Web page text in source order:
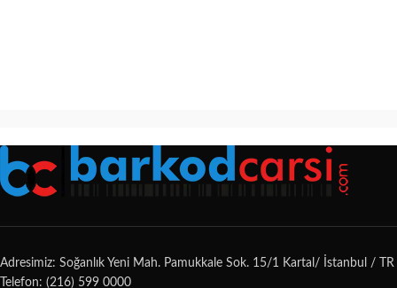
Adresimiz: Soğanlık Yeni Mah. Pamukkale Sok. 15/1 Kartal/ İstanbul / TR
Telefon: (216) 599 0000